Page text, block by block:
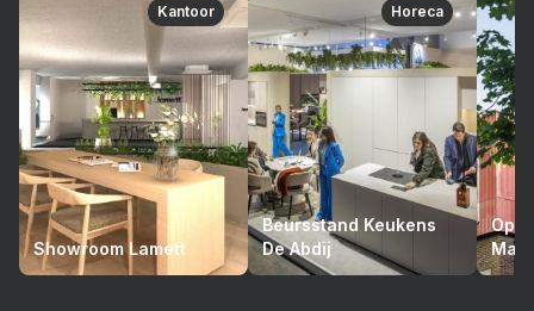
Kantoor
Showroom Lamett
Horeca
Beursstand Keukens
De Abdij